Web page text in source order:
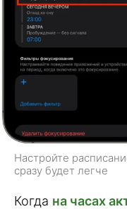
Настройте
сразу будет легче
Когда на часах